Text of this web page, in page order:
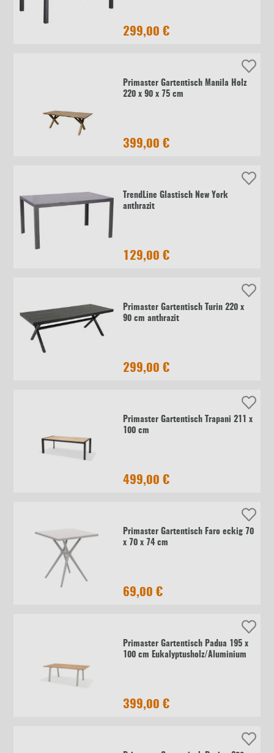
299,00 €
Primaster Gartentisch Manila Holz
220 x 90 x 75 cm
399,00 €
TrendLine Glastisch New York
anthrazit
129,00 €
Primaster Gartentisch Turin 220 x
90 cm anthrazit
299,00 €
Primaster Gartentisch Trapani 211 x
100 cm
499,00 €
Primaster Gartentisch Faro eckig 70
x 70 x 74 cm
69,00 €
Primaster Gartentisch Padua 195 x
100 cm Eukalyptusholz/Aluminium
399,00 €